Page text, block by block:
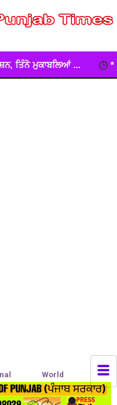
*ਲੁੱਟ ਖੋਹ ਕੀਤੇ ਟਰਾਲੇ ਸਮੇਤ
World